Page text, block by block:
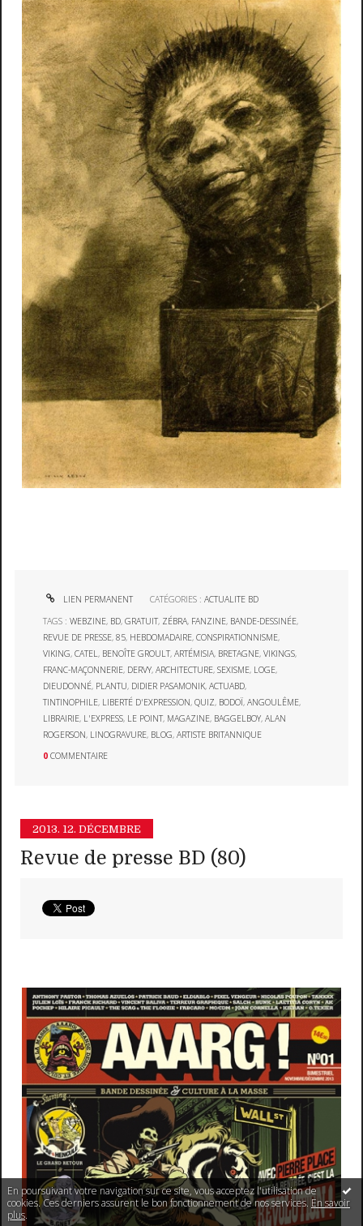
En poursuivant votre navigation sur ce site, vous acceptez l'utilisation de
cookies. Ces derniers assurent le bon fonctionnement de nos services. En savoir
plus.
LIEN PERMANENT CATÉGORIES :ACTUALITE BD
TAGS :WEBZINE, BD,GRATUIT, ZÉBRA, FANZINE, BANDE-DESSINÉE,
REVUE DE PRESSE,85, HEBDOMADAIRE,CONSPIRATIONNISME,
VIKING,CATEL, BENOÎTE GROULT,ARTÉMISIA, BRETAGNE,VIKINGS,
FRANC-MAÇONNERIE, DERVY,ARCHITECTURE,SEXISME, LOGE,
DIEUDONNÉ, PLANTU, DIDIER PASAMONIK,ACTUABD,
TINTINOPHILE, LIBERTÉ D'EXPRESSION,QUIZ, BODOÏ,ANGOULÊME,
LIBRAIRIE, L'EXPRESS, LE POINT, MAGAZINE, BAGGELBOY,ALAN
ROGERSON, LINOGRAVURE, BLOG,ARTISTE BRITANNIQUE
0 COMMENTAIRE
2013. 12. DÉCEMBRE
Revue de presse BD (80)